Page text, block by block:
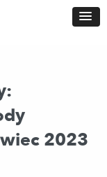
2023